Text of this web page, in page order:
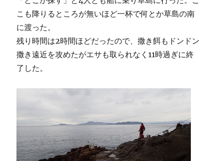
こも降りるところが無いほど一杯で何とか草島の南
に渡った。
残り時間は2時間ほどだったので、撒き餌もドンドン
撒き遠近を攻めたがエサも取られなく11時過ぎに終
了した。